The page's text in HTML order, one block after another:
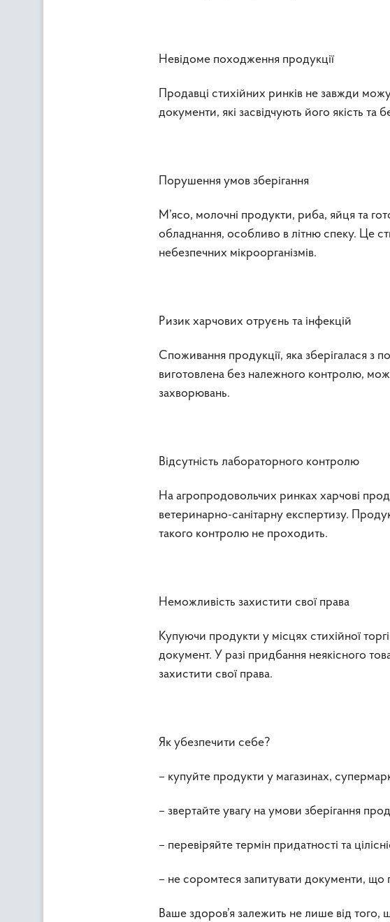
Невідоме походження продукції
Продавці стихійних ринків не завжди
документи, які засвідчують його якість та
Порушення умов зберігання
М’ясо, молочні продукти, риба, яйця та
обладнання, особливо в літню спеку. Це
небезпечних мікроорганізмів.
Ризик харчових отруєнь та інфекцій
Споживання продукції, яка зберігалася
виготовлена без належного контролю,
захворювань.
Відсутність лабораторного контролю
На агропродовольчих ринках харчові
ветеринарно-санітарну експертизу.
такого контролю не проходить.
Неможливість захистити свої права
Купуючи продукти у місцях стихійної
документ. У разі придбання неякісного
захистити свої права.
Як убезпечити себе?
– купуйте продукти у магазинах,
– звертайте увагу на умови зберігання
– перевіряйте термін придатності та
– не соромтеся запитувати документи, що
Ваше здоров’я залежить не лише від